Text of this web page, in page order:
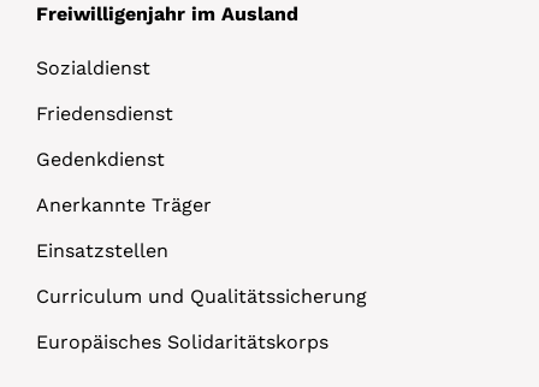
Freiwilligenjahr im Ausland
Sozialdienst
Friedensdienst
Gedenkdienst
Anerkannte Träger
Einsatzstellen
Curriculum und Qualitätssicherung
Europäisches Solidaritätskorps